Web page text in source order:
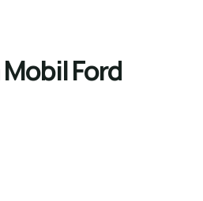
Ford